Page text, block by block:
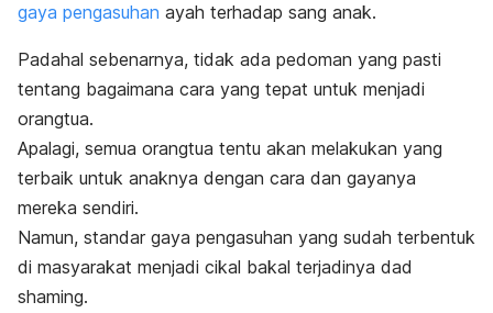
gaya pengasuhan ayah terhadap sang anak.
Padahal sebenarnya, tidak ada pedoman yang pasti
tentang bagaimana cara yang tepat untuk menjadi
orangtua.
Apalagi, semua orangtua tentu akan melakukan yang
terbaik untuk anaknya dengan cara dan gayanya
mereka sendiri.
Namun, standar gaya pengasuhan yang sudah terbentuk
di masyarakat menjadi cikal bakal terjadinya dad
shaming.